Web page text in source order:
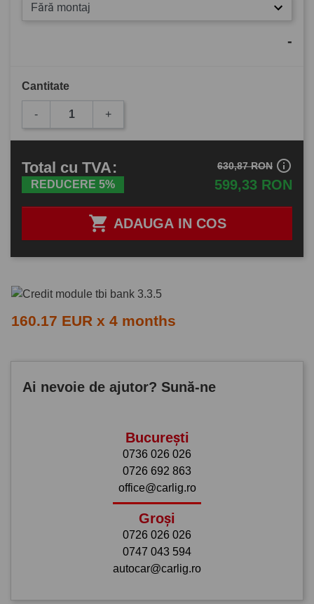
Fără montaj
-
Cantitate
- +
 ADAUGA IN COS
Total cu TVA:
REDUCERE 5% 599,33 RON
630,87 RON info_outline
160.17 EUR x 4 months
Ai nevoie de ajutor? Sună-ne
București
0736 026 026
0726 692 863
office@carlig.ro
Groși
0726 026 026
0747 043 594
autocar@carlig.ro